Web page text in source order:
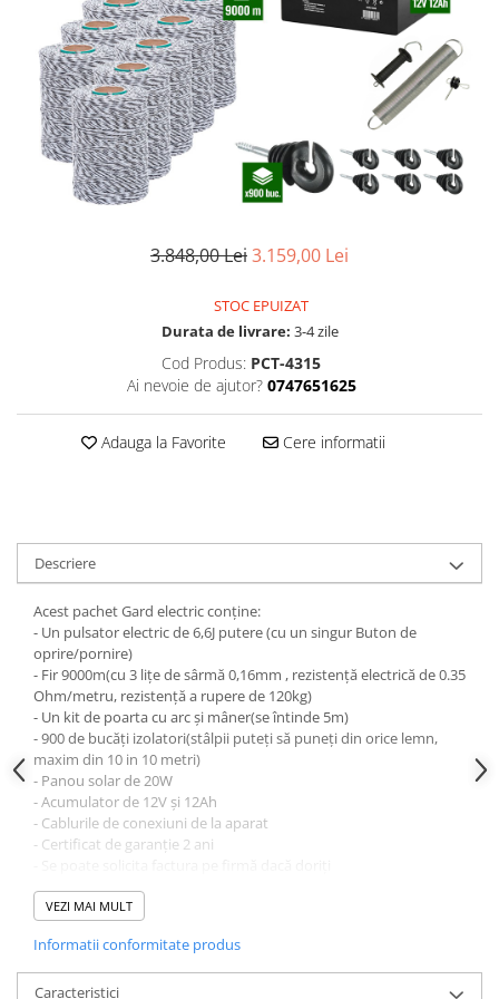
Testere pentru Gard Electric
Împământare Gard Electric
Întinzător Gard Electric
3.848,00 Lei3.159,00 Lei
STOC EPUIZAT
Durata de livrare: 3-4 zile
Cod Produs: PCT-4315
Ai nevoie de ajutor? 0747651625
Adauga la Favorite Cere informatii
Descriere
Acest pachet Gard electric conține:
- Un pulsator electric de 6,6J putere (cu un singur Buton de
oprire/pornire)
- Fir 9000m(cu 3 lițe de sârmă 0,16mm , rezistență electrică de 0.35
Ohm/metru, rezistență a rupere de 120kg)
- Un kit de poarta cu arc și mâner(se întinde 5m)
- 900 de bucăți izolatori(stâlpii puteți să puneți din orice lemn,
maxim din 10 in 10 metri)
- Panou solar de 20W
- Acumulator de 12V și 12Ah
- Cablurile de conexiuni de la aparat
- Certificat de garanție 2 ani
oferim banii înapoi în max 10 zile după achiziționarea
produsului!
VEZI MAI MULT
Informatii conformitate produs
Caracteristici